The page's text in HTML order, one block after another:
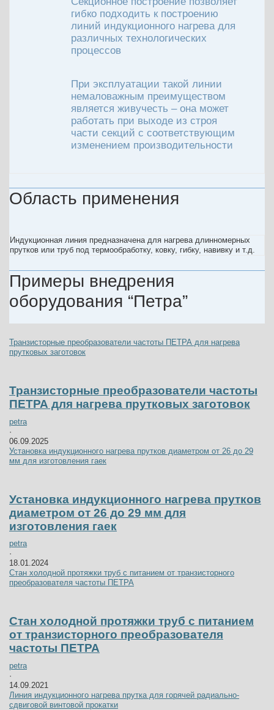
гибко подходить к построению
линий индукционного нагрева для
различных технологических
процессов
При эксплуатации такой линии
немаловажным преимуществом
является живучесть – она может
работать при выходе из строя
части секций с соответствующим
изменением производительности
Область применения
Индукционная линия предназначена для нагрева длинномерных
прутков или труб под термообработку, ковку, гибку, навивку и т.д.
Примеры внедрения
оборудования “Петра”
Транзисторные преобразователи частоты ПЕТРА для нагрева
прутковых заготовок
Транзисторные преобразователи частоты
ПЕТРА для нагрева прутковых заготовок
petra
·
06.09.2025
Установка индукционного нагрева прутков диаметром от 26 до 29
мм для изготовления гаек
Установка индукционного нагрева прутков
диаметром от 26 до 29 мм для
изготовления гаек
petra
·
18.01.2024
Стан холодной протяжки труб с питанием от транзисторного
преобразователя частоты ПЕТРА
Стан холодной протяжки труб с питанием
от транзисторного преобразователя
частоты ПЕТРА
petra
·
14.09.2021
Линия индукционного нагрева прутка для горячей радиально-
сдвиговой винтовой прокатки